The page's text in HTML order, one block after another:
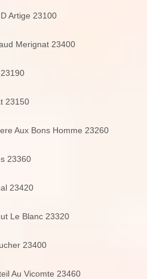
Artige 23100
Merignat 23400
23150
Aux Bons Homme 23260
23360
23420
Le Blanc 23320
23400
Au Vicomte 23460